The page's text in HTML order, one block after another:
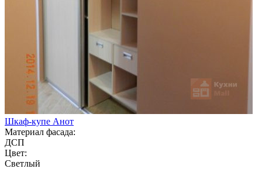
Шкаф-купе Анот
Материал фасада:
ДСП
Цвет:
Светлый